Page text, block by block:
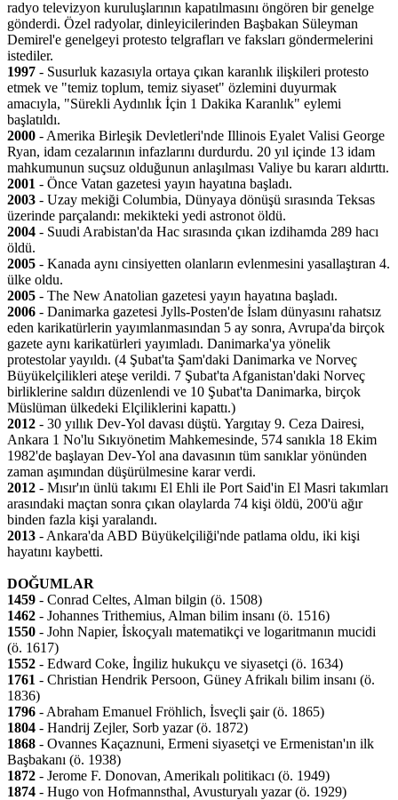
radyo televizyon kuruluşlarının kapatılmasını öngören bir genelge
gönderdi. Özel radyolar, dinleyicilerinden Başbakan Süleyman
Demirel'e genelgeyi protesto telgrafları ve faksları göndermelerini
istediler.
1997 - Susurluk kazasıyla ortaya çıkan karanlık ilişkileri protesto
etmek ve "temiz toplum, temiz siyaset" özlemini duyurmak
amacıyla, "Sürekli Aydınlık İçin 1 Dakika Karanlık" eylemi
başlatıldı.
2000 - Amerika Birleşik Devletleri'nde Illinois Eyalet Valisi George
Ryan, idam cezalarının infazlarını durdurdu. 20 yıl içinde 13 idam
mahkumunun suçsuz olduğunun anlaşılması Valiye bu kararı aldırttı.
2001 - Önce Vatan gazetesi yayın hayatına başladı.
2003 - Uzay mekiği Columbia, Dünyaya dönüşü sırasında Teksas
üzerinde parçalandı: mekikteki yedi astronot öldü.
2004 - Suudi Arabistan'da Hac sırasında çıkan izdihamda 289 hacı
öldü.
2005 - Kanada aynı cinsiyetten olanların evlenmesini yasallaştıran 4.
ülke oldu.
2005 - The New Anatolian gazetesi yayın hayatına başladı.
2006 - Danimarka gazetesi Jylls-Posten'de İslam dünyasını rahatsız
eden karikatürlerin yayımlanmasından 5 ay sonra, Avrupa'da birçok
gazete aynı karikatürleri yayımladı. Danimarka'ya yönelik
protestolar yayıldı. (4 Şubat'ta Şam'daki Danimarka ve Norveç
Büyükelçilikleri ateşe verildi. 7 Şubat'ta Afganistan'daki Norveç
birliklerine saldırı düzenlendi ve 10 Şubat'ta Danimarka, birçok
Müslüman ülkedeki Elçiliklerini kapattı.)
2012 - 30 yıllık Dev-Yol davası düştü. Yargıtay 9. Ceza Dairesi,
Ankara 1 No'lu Sıkıyönetim Mahkemesinde, 574 sanıkla 18 Ekim
1982'de başlayan Dev-Yol ana davasının tüm sanıklar yönünden
zaman aşımından düşürülmesine karar verdi.
2012 - Mısır'ın ünlü takımı El Ehli ile Port Said'in El Masri takımları
arasındaki maçtan sonra çıkan olaylarda 74 kişi öldü, 200'ü ağır
binden fazla kişi yaralandı.
2013 - Ankara'da ABD Büyükelçiliği'nde patlama oldu, iki kişi
hayatını kaybetti.
DOĞUMLAR
1459 - Conrad Celtes, Alman bilgin (ö. 1508)
1462 - Johannes Trithemius, Alman bilim insanı (ö. 1516)
1550 - John Napier, İskoçyalı matematikçi ve logaritmanın mucidi
(ö. 1617)
1552 - Edward Coke, İngiliz hukukçu ve siyasetçi (ö. 1634)
1761 - Christian Hendrik Persoon, Güney Afrikalı bilim insanı (ö.
1836)
1796 - Abraham Emanuel Fröhlich, İsveçli şair (ö. 1865)
1804 - Handrij Zejler, Sorb yazar (ö. 1872)
1868 - Ovannes Kaçaznuni, Ermeni siyasetçi ve Ermenistan'ın ilk
Başbakanı (ö. 1938)
1872 - Jerome F. Donovan, Amerikalı politikacı (ö. 1949)
1874 - Hugo von Hofmannsthal, Avusturyalı yazar (ö. 1929)